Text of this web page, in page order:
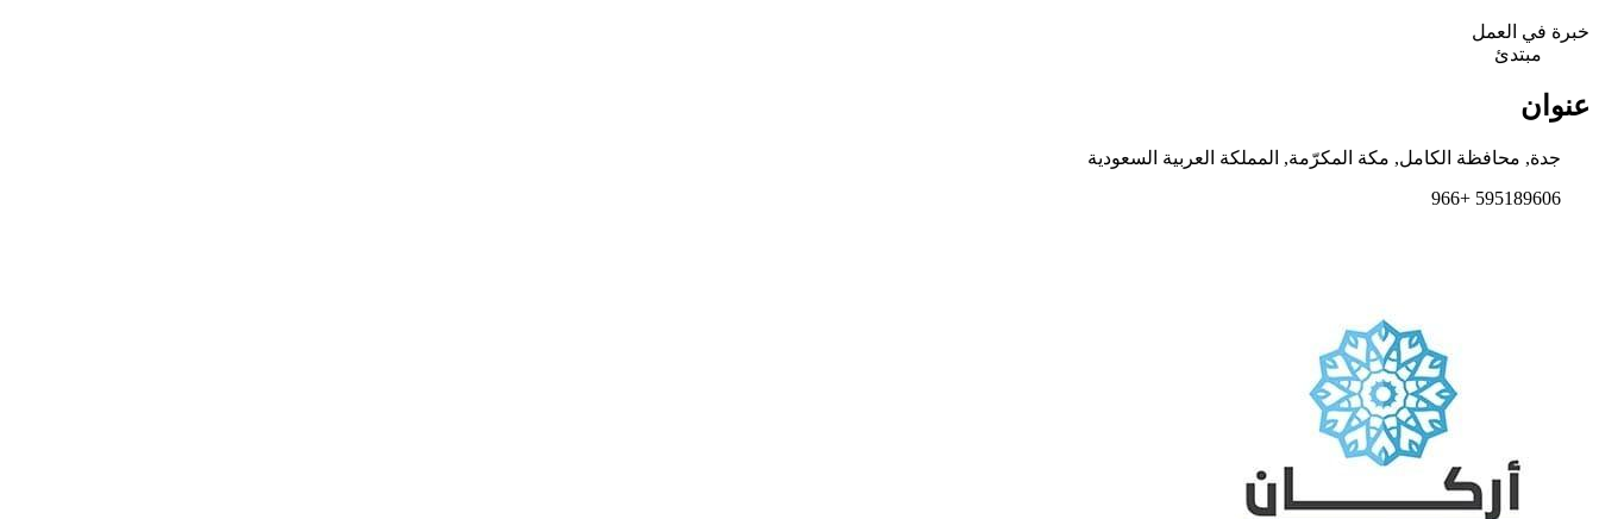
خبرة في العمل
مبتدئ
عنوان
جدة, محافظة الكامل, مكة المكرّمة, المملكة العربية السعودية
595189606 +966